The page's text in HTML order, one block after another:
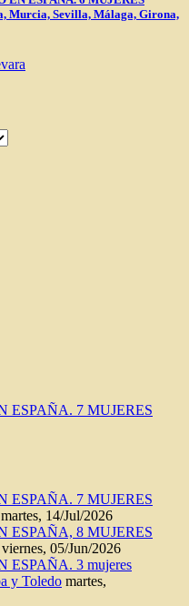
Murcia, Sevilla, Málaga, Girona,
ESPAÑA. 7 MUJERES
ESPAÑA. 7 MUJERES
martes, 14/Jul/2026
ESPAÑA, 8 MUJERES
viernes, 05/Jun/2026
3 mujeres
y Toledo martes,